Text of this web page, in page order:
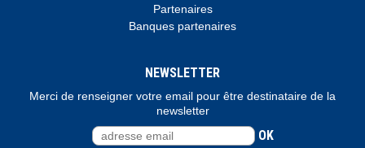
Partenaires
Banques partenaires
NEWSLETTER
Merci de renseigner votre email pour être destinataire de la
newsletter
OK